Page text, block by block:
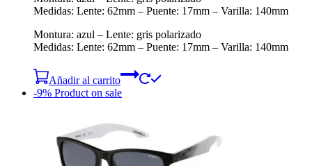
Medidas: Lente: 62mm – Puente: 17mm – Varilla: 140mm
Montura: azul – Lente: gris polarizado
Medidas: Lente: 62mm – Puente: 17mm – Varilla: 140mm
Añadir al carrito
-9% Product on sale